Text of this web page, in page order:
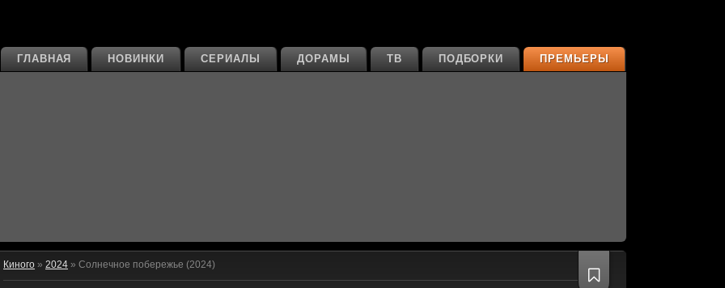
ПРЕМЬЕРЫ
ПОДБОРКИ
ТВ
ДОРАМЫ
СЕРИАЛЫ
НОВИНКИ
ГЛАВНАЯ
Киного » 2024 » Солнечное побережье (2024)